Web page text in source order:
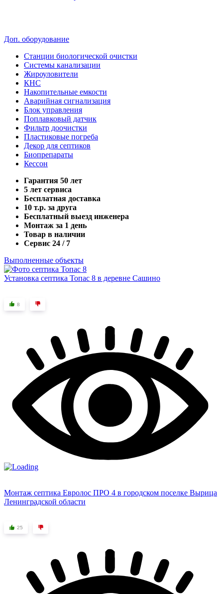
Доп. оборудование
Станции биологической очистки
Системы канализации
Жироуловители
КНС
Накопительные емкости
Аварийная сигнализация
Блок управления
Поплавковый датчик
Фильтр доочистки
Пластиковые погреба
Декор для септиков
Биопрепараты
Кессон
Гарантия 50 лет
5 лет сервиса
Бесплатная доставка
10 т.р. за друга
Бесплатный выезд инженера
Монтаж за 1 день
Товар в наличии
Сервис 24 / 7
Выполненные объекты
Установка септика Топас 8 в деревне Сашино
8
Монтаж септика Евролос ПРО 4 в городском поселке Вырица
Ленинградской области
25